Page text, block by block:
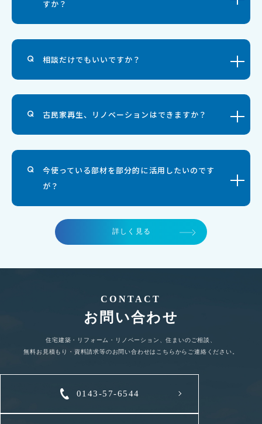
すか？
相談だけでもいいですか？
古民家再生、リノベーションはできますか？
今使っている部材を部分的に活用したいのです
が？
詳しく見る
CONTACT
お問い合わせ
住宅建築・リフォーム・リノベーション、住まいのご相談、
無料お見積もり・資料請求等のお問い合わせはこちらからご連絡ください。
0143-57-6544